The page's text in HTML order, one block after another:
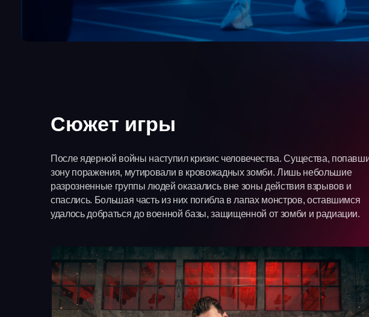
Сюжет игры
После ядерной войны наступил кризис человечества. Существа, попавшие в